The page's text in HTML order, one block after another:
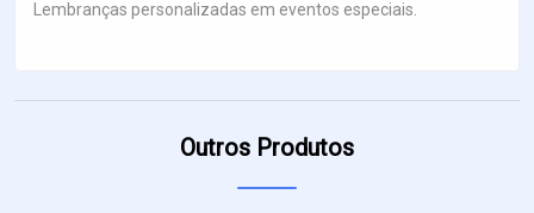
Lembranças personalizadas em eventos especiais.
Outros Produtos